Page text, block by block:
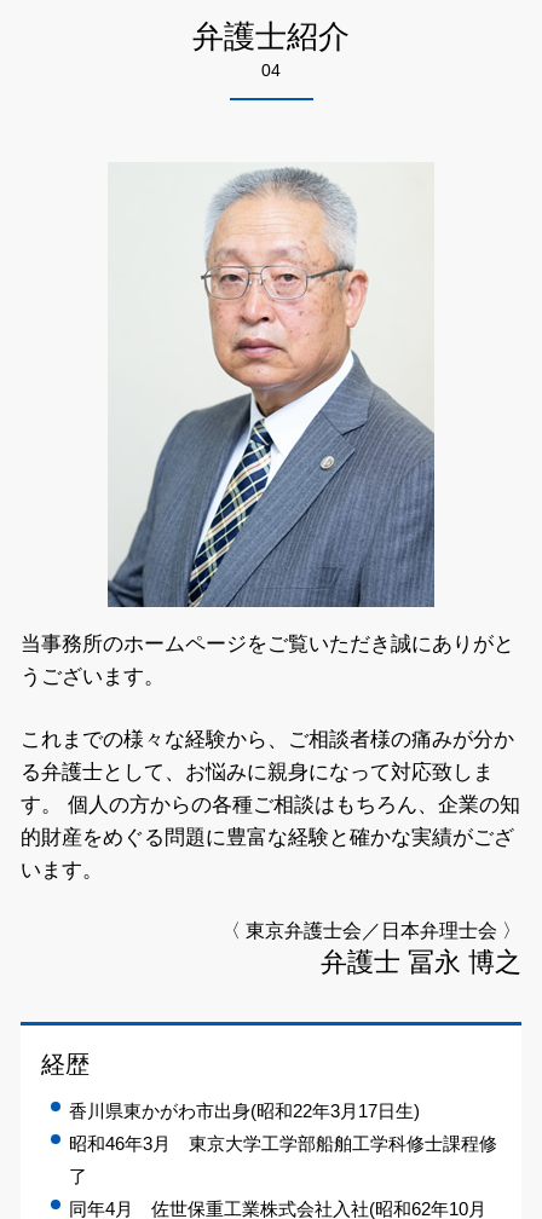
自己破産 申立後
自己破産 免責確定まで
自己破産 免責 条件
差し押さえ 不動産 債権回収
残業代 和解金
未払い賃金 請求
不当解雇 パワハラ
悪徳商法 手口 種類
詐欺 悪徳商法の種類
自己破産 弁護士相談 足立区
特許 弁護士相談 墨田区
知財 弁護士相談 江東区
悪徳商法 弁護士相談 千代田区
自己破産 弁護士相談 江東区
離婚 弁護士相談 江東区
不動産トラブル 弁護士相談 足立区
不動産トラブル 弁護士相談 千代田区
離婚 弁護士相談 墨田区
相続 弁護士相談 江東区
悪徳商法 弁護士相談 江東区
自己破産 弁護士相談 墨田区
労働問題 弁護士相談 江東区
相続 弁護士相談 千代田区
労働問題 弁護士相談 千代田区
弁護士紹介
04
当事務所のホームページをご覧いただき誠にありがと
うございます。
これまでの様々な経験から、ご相談者様の痛みが分か
る弁護士として、お悩みに親身になって対応致しま
す。
個人の方からの各種ご相談はもちろん、企業の知
的財産をめぐる問題に豊富な経験と確かな実績がござ
います。
〈 東京弁護士会／日本弁理士会 〉
弁護士 冨永 博之
経歴
香川県東かがわ市出身(昭和22年3月17日生)
昭和46年3月 東京大学工学部船舶工学科修士課程修
了
同年4月 佐世保重工業株式会社入社(昭和62年10月